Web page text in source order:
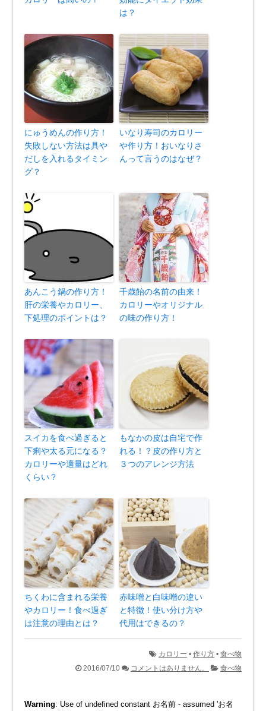
は？
にゅうめんの作り方！
失敗しない方法は具や
だしを入れるタイミン
グ？
いなり寿司のカロリー
や作り方！おいなりさ
んって言うのはなぜ？
あんこう鍋の作り方！
肝の栄養やカロリー、
下処理のポイントは？
千歳飴の名前の由来！
カロリーやオリジナル
の味の作り方！
スイカを食べ過ぎると
下痢や太る元になる？
カロリーや適量はどれ
くらい？
もなかの皮は自宅で作
れる！？皮の作り方と
３つのアレンジ方法
ちくわに含まれる栄養
やカロリー！食べ過ぎ
は注意の理由とは？
赤味噌と白味噌の違い
と特徴！使い分け方や
代用はできるの？
カロリー • 作り方 • 食べ物
2016/07/10
コメントはありません。 食べ物
Warning: Use of undefined constant お名前 - assumed 'お名